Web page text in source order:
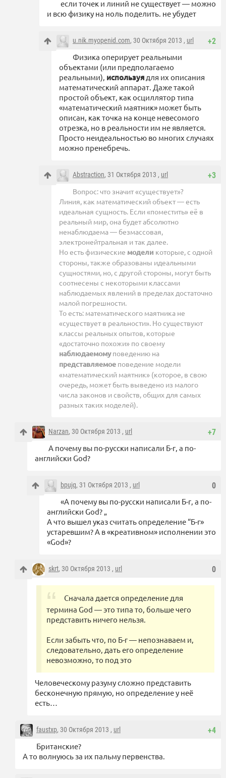
если точек и линий не существует — можно
и всю физику на ноль поделить. не убудет
+2
u.nik.myopenid.com, 30 Октября 2013 , url
Физика оперирует реальными
объектами (или предполагаемо
реальными), используя для их описания
математический аппарат. Даже такой
простой объект, как осциллятор типа
«математический маятник» может быть
описан, как точка на конце невесомого
отрезка, но в реальности им не является.
Просто неидеальностью во многих случаях
можно пренебречь.
+3
Abstraction, 31 Октября 2013 , url
Вопрос: что значит «существует»?
Линия, как математический объект — есть
идеальная сущность. Если «поместить» её в
реальный мир, она будет абсолютно
ненаблюдаема — безмассовая,
электронейтральная и так далее.
Но есть физические модели которые, с одной
стороны, также образованы идеальными
сущностями, но, с другой стороны, могут быть
соотнесены с некоторыми классами
наблюдаемых явлений в пределах достаточно
малой погрешности.
То есть: математического маятника не
«существует в реальности». Но существуют
классы реальных опытов, которые
«достаточно похожи» по своему
наблюдаемомуповедению на
представляемое поведение модели
«математический маятник» (которое, в свою
очередь, может быть выведено из малого
числа законов и свойств, общих для самых
разных таких моделей).
+7
Narzan, 30 Октября 2013 , url
А почему вы по-русски написали Б-г, а по-
английски God?
0
bpujq, 31 Октября 2013 , url
«А почему вы по-русски написали Б-г, а по-
английски God? „
А что вышел указ считать определение “Б-г»
устаревшим? А в «креативном» исполнении это
«God»?
0
skrt, 30 Октября 2013 , url
Сначала дается определение для
термина God — это типа то, больше чего
представить ничего нельзя.
Если забыть что, по Б-г — непознаваем и,
следовательно, дать его определение
невозможно, то под это
Человеческому разуму сложно представить
бесконечную прямую, но определение у неё
есть…
+4
faustxp, 30 Октября 2013 , url
Британские?
А то волнуюсь за их пальму первенства.